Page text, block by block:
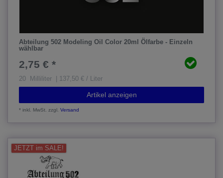
Abteilung 502 Modeling Oil Color 20ml Ölfarbe - Einzeln
wählbar
2,75 € *
20 Milliliter | 137,50 € / Liter
Artikel anzeigen
*inkl. MwSt. zzgl.Versand
JETZT im SALE!